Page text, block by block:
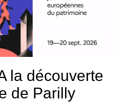
la découverte
de Parilly